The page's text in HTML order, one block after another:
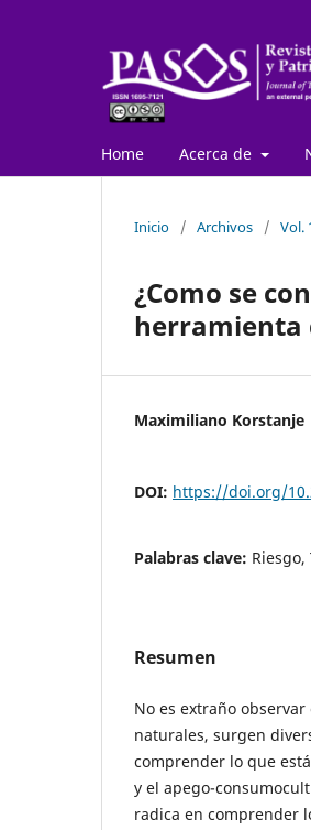
Home Acerca de
Inicio / Archivos / Vol.
¿Como se
herramienta
Maximiliano Korstanje
DOI: https://doi.org/
Palabras clave:
Resumen
No es extraño
naturales, surgen
comprender lo que
y el apego-
radica en comprender